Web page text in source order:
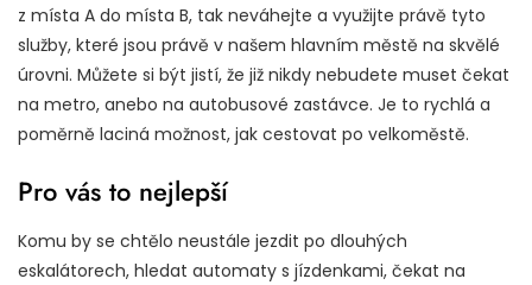
z místa A do místa B, tak neváhejte a využijte právě tyto
služby, které jsou právě v našem hlavním městě na skvělé
úrovni. Můžete si být jistí, že již nikdy nebudete muset čekat
na metro, anebo na autobusové zastávce. Je to rychlá a
poměrně laciná možnost, jak cestovat po velkoměstě.
Pro vás to nejlepší
Komu by se chtělo neustále jezdit po dlouhých
eskalátorech, hledat automaty s jízdenkami, čekat na